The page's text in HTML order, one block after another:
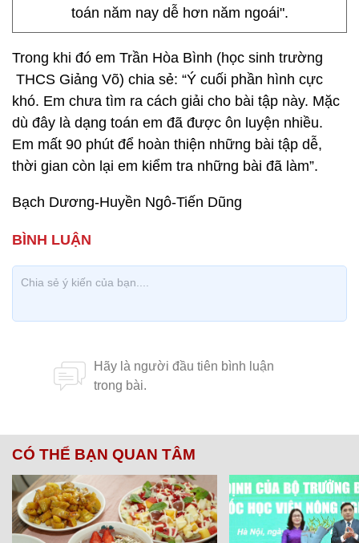
toán năm nay dễ hơn năm ngoái".
Trong khi đó em Trần Hòa Bình (học sinh trường
THCS Giảng Võ) chia sẻ: “Ý cuối phần hình cực
khó. Em chưa tìm ra cách giải cho bài tập này. Mặc
dù đây là dạng toán em đã được ôn luyện nhiều.
Em mất 90 phút để hoàn thiện những bài tập dễ,
thời gian còn lại em kiểm tra những bài đã làm”.
Bạch Dương-Huyền Ngô-Tiến Dũng
CÓ THỂ BẠN QUAN TÂM